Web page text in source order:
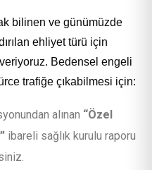
bilinen ve günümüzde
ehliyet türü için
Bedensel engeli
trafiğe çıkabilmesi için:
alınan “Özel
ibareli sağlık kurulu raporu